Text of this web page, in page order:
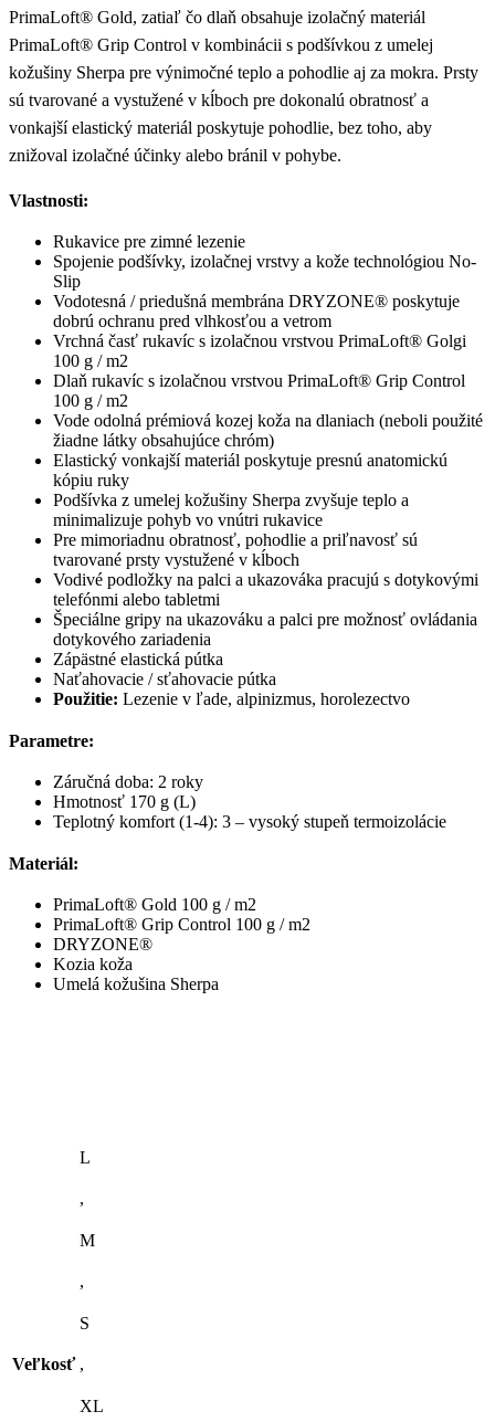
PrimaLoft® Gold, zatiaľ čo dlaň obsahuje izolačný materiál
PrimaLoft® Grip Control v kombinácii s podšívkou z umelej
kožušiny Sherpa pre výnimočné teplo a pohodlie aj za mokra. Prsty
sú tvarované a vystužené v kĺboch pre dokonalú obratnosť a
vonkajší elastický materiál poskytuje pohodlie, bez toho, aby
znižoval izolačné účinky alebo bránil v pohybe.
Vlastnosti:
Rukavice pre zimné lezenie
Spojenie podšívky, izolačnej vrstvy a kože technológiou No-
Slip
Vodotesná / priedušná membrána DRYZONE® poskytuje
dobrú ochranu pred vlhkosťou a vetrom
Vrchná časť rukavíc s izolačnou vrstvou PrimaLoft® Golgi
100 g / m2
Dlaň rukavíc s izolačnou vrstvou PrimaLoft® Grip Control
100 g / m2
Vode odolná prémiová kozej koža na dlaniach (neboli použité
žiadne látky obsahujúce chróm)
Elastický vonkajší materiál poskytuje presnú anatomickú
kópiu ruky
Podšívka z umelej kožušiny Sherpa zvyšuje teplo a
minimalizuje pohyb vo vnútri rukavice
Pre mimoriadnu obratnosť, pohodlie a priľnavosť sú
tvarované prsty vystužené v kĺboch
Vodivé podložky na palci a ukazováka pracujú s dotykovými
telefónmi alebo tabletmi
Špeciálne gripy na ukazováku a palci pre možnosť ovládania
dotykového zariadenia
Zápästné elastická pútka
Naťahovacie / sťahovacie pútka
Použitie: Lezenie v ľade, alpinizmus, horolezectvo
Parametre:
Záručná doba: 2 roky
Hmotnosť 170 g (L)
Teplotný komfort (1-4): 3 – vysoký stupeň termoizolácie
Materiál:
PrimaLoft® Gold 100 g / m2
PrimaLoft® Grip Control 100 g / m2
DRYZONE®
Kozia koža
Umelá kožušina Sherpa
Veľkosť
L
,
M
,
S
,
XL